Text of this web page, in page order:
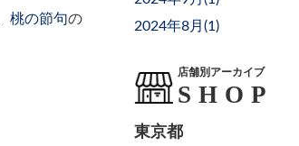
桃の節句の
2024年8月(1 )
店舗別アーカイブ
東京都